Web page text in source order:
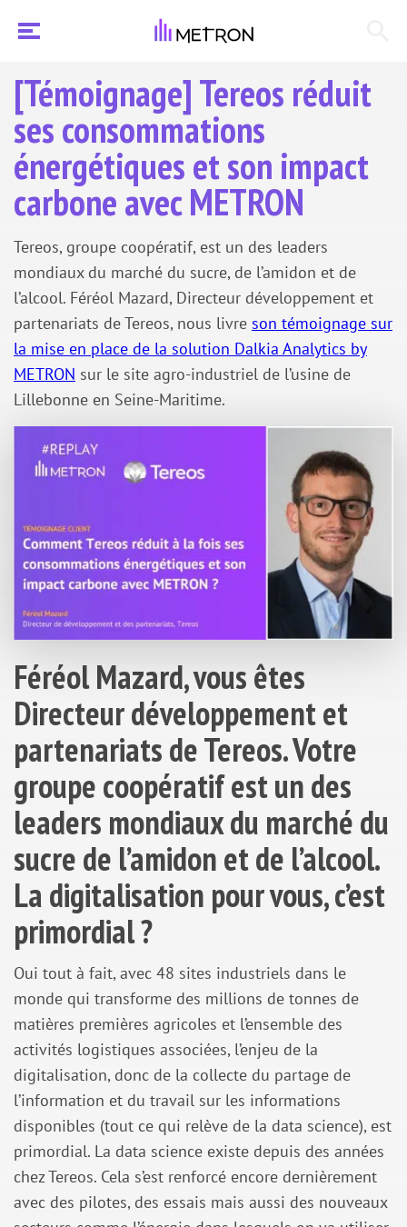
[Témoignage] Tereos réduit
ses consommations
énergétiques et son impact
carbone avec METRON
Tereos, groupe coopératif, est un des leaders
mondiaux du marché du sucre, de l’amidon et de
l’alcool. Féréol Mazard, Directeur développement et
partenariats de Tereos, nous livre son témoignage sur
la mise en place de la solution Dalkia Analytics by
METRON sur le site agro-industriel de l’usine de
Lillebonne en Seine-Maritime.
Féréol Mazard, vous êtes
Directeur développement et
partenariats de Tereos. Votre
groupe coopératif est un des
leaders mondiaux du marché du
sucre de l’amidon et de l’alcool.
La digitalisation pour vous, c’est
primordial ?
Oui tout à fait, avec 48 sites industriels dans le
monde qui transforme des millions de tonnes de
matières premières agricoles et l’ensemble des
activités logistiques associées, l’enjeu de la
digitalisation, donc de la collecte du partage de
l’information et du travail sur les informations
disponibles (tout ce qui relève de la data science), est
primordial. La data science existe depuis des années
chez Tereos. Cela s’est renforcé encore dernièrement
avec des pilotes, des essais mais aussi des nouveaux